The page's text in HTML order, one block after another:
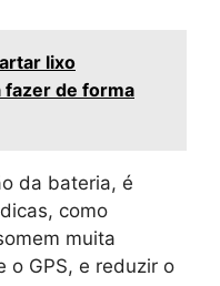
lixo
fazer de forma
da bateria, é
como
muita
o GPS, e reduzir o